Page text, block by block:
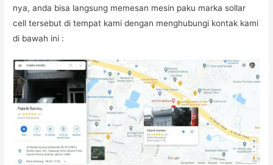
nya, anda bisa langsung memesan mesin paku marka sollar
cell tersebut di tempat kami dengan menghubungi kontak kami
di bawah ini :